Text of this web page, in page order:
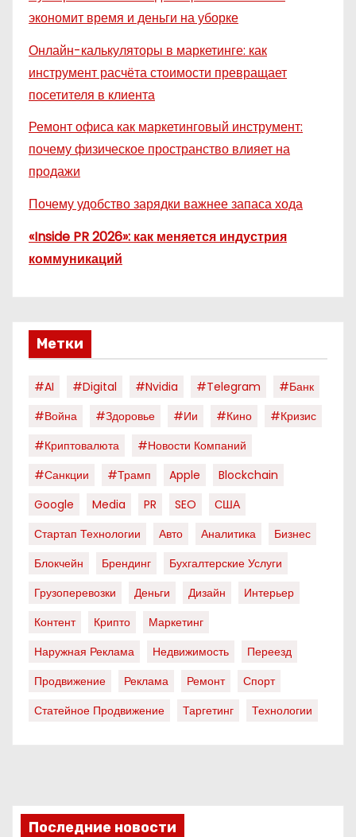
экономит время и деньги на уборке
Онлайн-калькуляторы в маркетинге: как
инструмент расчёта стоимости превращает
посетителя в клиента
Ремонт офиса как маркетинговый инструмент:
почему физическое пространство влияет на
продажи
Почему удобство зарядки важнее запаса хода
«Inside PR 2026»: как меняется индустрия
коммуникаций
Метки
#AI #digital #nvidia #telegram
#банк
#война
#здоровье #ии #кино
#кризис
#криптовалюта
#новости Компаний
#санкции
#трамп Apple
Blockchain
Google
Media PR SEO
США
Стартап Технологии
Авто Аналитика
Бизнес
Блокчейн
Брендинг
Бухгалтерские Услуги
Грузоперевозки
Деньги Дизайн
Интерьер
Контент
Крипто
Маркетинг
Наружная Реклама
Недвижимость
Переезд
Продвижение
Реклама Ремонт
Спорт
Статейное Продвижение
Таргетинг Технологии
Последние новости